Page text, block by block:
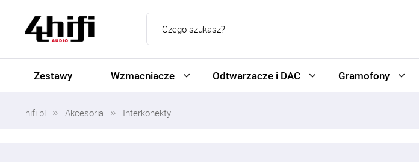
Zestawy Wzmacniacze Odtwarzacze i DAC Gramofony
hifi.pl Akcesoria Interkonekty